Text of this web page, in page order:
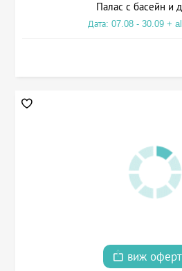
Палас с басейн и
Дата: 07.08 - 30.09 +
виж